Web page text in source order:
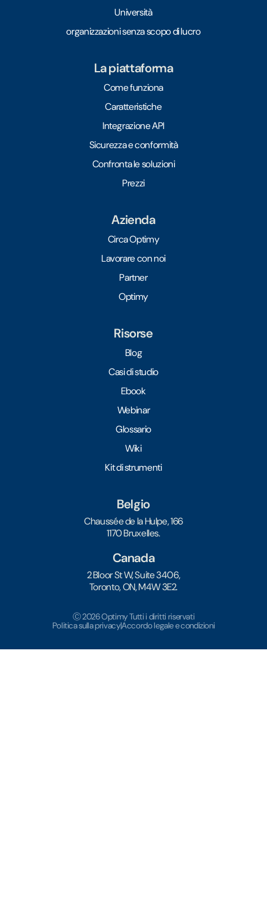
Università
organizzazioni senza scopo di lucro
La piattaforma
Come funziona
Caratteristiche
Integrazione API
Sicurezza e conformità
Confronta le soluzioni
Prezzi
Azienda
Circa Optimy
Lavorare con noi
Partner
Optimy
Risorse
Blog
Casi di studio
Ebook
Webinar
Glossario
Wiki
Kit di strumenti
Belgio
Chaussée de la Hulpe, 166
1170 Bruxelles.
Canada
2 Bloor St W, Suite 3406,
Toronto, ON, M4W 3E2.
Ⓒ 2026 Optimy Tutti i diritti riservati
Politica sulla privacy|Accordo legale e condizioni